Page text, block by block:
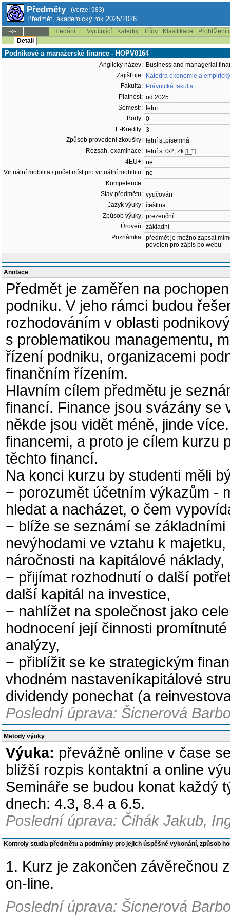
Předměty (verze: 983)
Předmět, akademický rok 2025/2026
--:-- Hledání ... Vyučující Katedry Třídy Klasifikace
Prohlížení
Detail
Podnikové a manažerské finance - HOPV0164
Anglický název: Business and managerial
Zajišťuje: Katedra ekonomie a
Fakulta: Právnická fakulta
Platnost: od 2025
Semestr:
letní
Body: 0
E-Kredity: 3
Způsob provedení zkoušky:
letní s.:písemná
Rozsah, examinace:
letní s.:0/2, Zk [HT]
4EU+: ne
Virtuální mobilita / počet míst pro virtuální mobilitu: ne
Kompetence:
Stav předmětu: vyučován
Jazyk výuky: čeština
Způsob výuky: prezenční
Úroveň: základní
Poznámka: předmět je možno zapsat
povolen pro zápis po webu
Anotace
Předmět je zaměřen na
podniku. V jeho rámci budou
rozhodováním v oblasti
s problematikou managementu,
řízení podniku, organizacemi
finančním řízením.
Hlavním cílem předmětu je
financí. Finance jsou svázány se
někde jsou vidět méně, jinde
financemi, a proto je cílem kurzu
těchto financí.
Na konci kurzu by studenti měli
− porozumět účetním výkazům -
hledat a nacházet, o čem
− blíže se seznámí se
nevýhodami ve vztahu k
náročnosti na kapitálové náklady,
− přijímat rozhodnutí o další
další kapitál na investice,
− nahlížet na společnost jako
hodnocení její činnosti
analýzy,
− přiblížit se ke strategickým
vhodném nastaveníkapitálové
dividendy ponechat (a
Poslední úprava: Šicnerová
Metody výuky
Výuka: převážně online v čase
bližší rozpis kontaktní a online
Semináře se budou konat každý
dnech: 4.3, 8.4 a 6.5.
Poslední úprava: Čihák Jakub,
Kontroly studia předmětu a podmínky pro jejich úspěšné vykonání, způsob
1. Kurz je zakončen závěrečnou
on-line.
Poslední úprava: Šicnerová